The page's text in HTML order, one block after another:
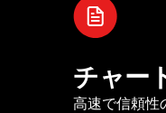
チャー
高速で信頼性